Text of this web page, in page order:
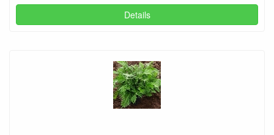
Details